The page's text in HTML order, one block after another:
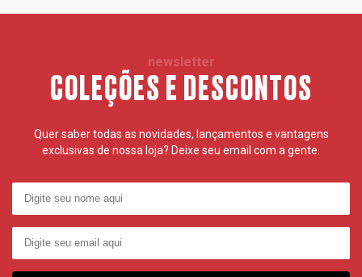
newsletter
COLEÇÕES E DESCONTOS
Quer saber todas as novidades, lançamentos e vantagens
exclusivas de nossa loja? Deixe seu email com a gente.